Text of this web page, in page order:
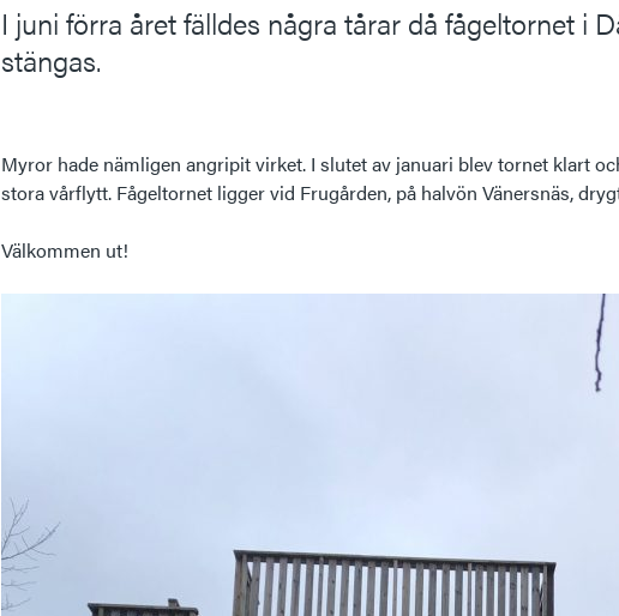
I juni förra året fälldes några tårar då fågeltornet i
stängas.
Myror hade nämligen angripit virket. I slutet av januari blev tornet klart
stora vårflytt. Fågeltornet ligger vid Frugården, på halvön Vänersnäs,
Välkommen ut!